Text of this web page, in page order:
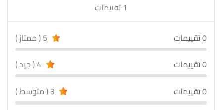
1 تقييمات
0 تقييمات
0 تقييمات
0 تقييمات